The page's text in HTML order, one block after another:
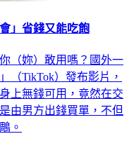
」省錢又能吃飽
（妳）敢用嗎？國外一
（TikTok）發布影片，
上無錢可用，竟然在交
由男方出錢買單，不但
。